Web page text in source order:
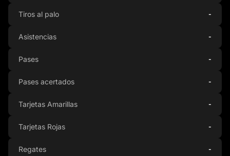
Tiros al palo -
Asistencias -
Pases -
Pases acertados -
Tarjetas Amarillas -
Tarjetas Rojas -
Regates -